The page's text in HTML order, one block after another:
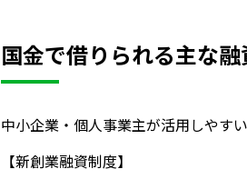
国金で借りられる主な
中小企業・個人事業主が活用しやす
【新創業融資制度】